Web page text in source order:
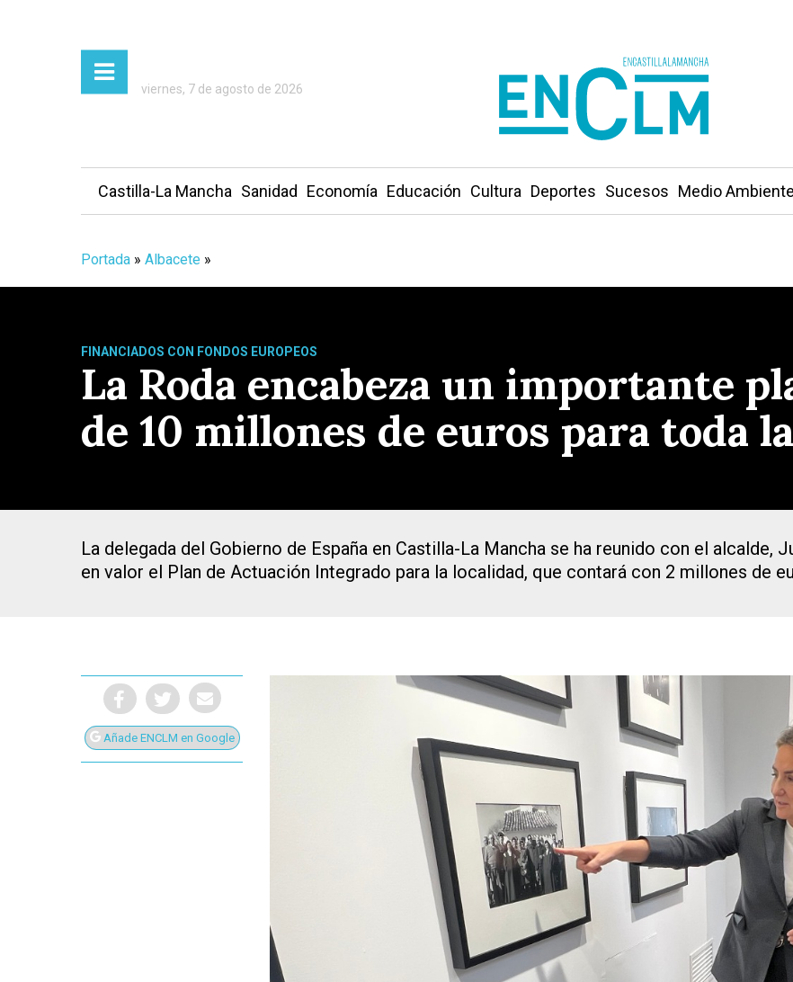
Presiona Intro para buscar o ESC para cerrar
viernes, 7 de agosto de 2026
Castilla-La Mancha Sanidad Economía Educación Cultura Deportes Sucesos Medio Ambiente
Portada » Albacete »
FINANCIADOS CON FONDOS EUROPEOS
La Roda encabeza un importante
de 10 millones de euros para toda
La delegada del Gobierno de España en Castilla-La Mancha se ha reunido con el alcalde,
en valor el Plan de Actuación Integrado para la localidad, que contará con 2 millones de
Añade ENCLM en Google